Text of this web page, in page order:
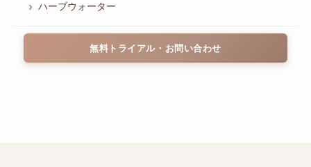
ハーブウォーター
無料トライアル・お問い合わせ